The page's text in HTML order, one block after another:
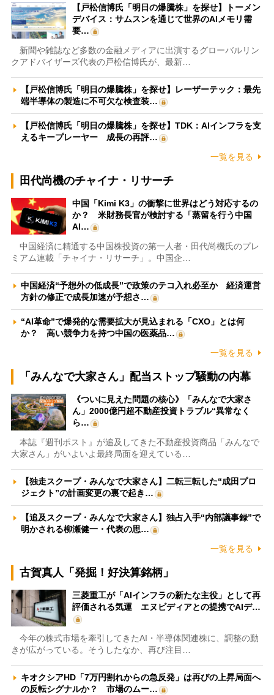
【戸松信博氏「明日の爆騰株」を探せ】トーメン
デバイス：サムスンを通じて世界のAIメモリ需
要…
新聞や雑誌など多数の金融メディアに出演するグローバルリン
クアドバイザーズ代表の戸松信博氏が、最新…
【戸松信博氏「明日の爆騰株」を探せ】レーザーテック：最先
端半導体の製造に不可欠な検査装…
【戸松信博氏「明日の爆騰株」を探せ】TDK：AIインフラを支
えるキープレーヤー 成長の再評…
一覧を見る
田代尚機のチャイナ・リサーチ
中国「Kimi K3」の衝撃に世界はどう対応するの
か？ 米財務長官が検討する「蒸留を行う中国
AI…
中国経済に精通する中国株投資の第一人者・田代尚機氏のプレ
ミアム連載「チャイナ・リサーチ」。中国企…
中国経済“予想外の低成長”で政策のテコ入れ必至か 経済運営
方針の修正で成長加速が予想さ…
“AI革命”で爆発的な需要拡大が見込まれる「CXO」とは何
か？ 高い競争力を持つ中国の医薬品…
一覧を見る
「みんなで大家さん」配当ストップ騒動の内幕
《ついに見えた問題の核心》「みんなで大家さ
ん」2000億円超不動産投資トラブル“異常なく
ら…
本誌『週刊ポスト』が追及してきた不動産投資商品「みんなで
大家さん」がいよいよ最終局面を迎えている…
【独走スクープ・みんなで大家さん】二転三転した“成田プロ
ジェクト”の計画変更の裏で起き…
【追及スクープ・みんなで大家さん】独占入手“内部議事録”で
明かされる柳瀬健一・代表の思…
一覧を見る
古賀真人「発掘！好決算銘柄」
三菱重工が「AIインフラの新たな主役」として再
評価される気運 エヌビディアとの提携でAIデ…
今年の株式市場を牽引してきたAI・半導体関連株に、調整の動
きが広がっている。そうしたなか、再び注目…
キオクシアHD「7万円割れからの急反発」は再びの上昇局面へ
の反転シグナルか？ 市場のムー…